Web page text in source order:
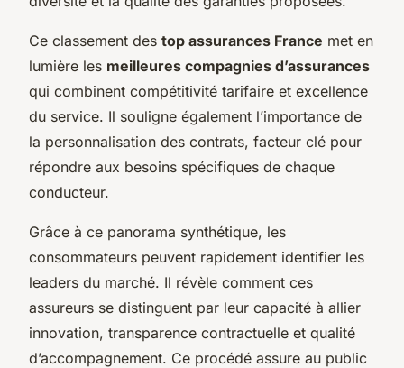
Ce classement des top assurances France met en
lumière les meilleures compagnies d’assurances
qui combinent compétitivité tarifaire et excellence
du service. Il souligne également l’importance de
la personnalisation des contrats, facteur clé pour
répondre aux besoins spécifiques de chaque
conducteur.
Grâce à ce panorama synthétique, les
consommateurs peuvent rapidement identifier les
leaders du marché. Il révèle comment ces
assureurs se distinguent par leur capacité à allier
innovation, transparence contractuelle et qualité
d’accompagnement. Ce procédé assure au public